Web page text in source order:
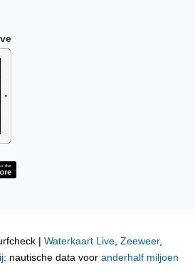
| Waterkaart Live, Zeeweer,
: nautische data voor anderhalf miljoen